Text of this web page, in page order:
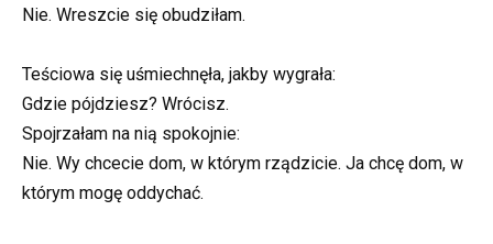
Nie. Wreszcie się obudziłam.
Teściowa się uśmiechnęła, jakby wygrała:
Gdzie pójdziesz? Wrócisz.
Spojrzałam na nią spokojnie:
Nie. Wy chcecie dom, w którym rządzicie. Ja chcę dom, w
którym mogę oddychać.